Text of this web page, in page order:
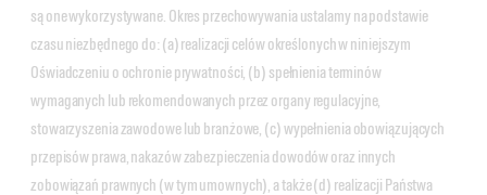
są one wykorzystywane. Okres przechowywania ustalamy na podstawie
czasu niezbędnego do: (a) realizacji celów określonych w niniejszym
Oświadczeniu o ochronie prywatności, (b) spełnienia terminów
wymaganych lub rekomendowanych przez organy regulacyjne,
stowarzyszenia zawodowe lub branżowe, (c) wypełnienia obowiązujących
przepisów prawa, nakazów zabezpieczenia dowodów oraz innych
zobowiązań prawnych (w tym umownych), a także (d) realizacji Państwa